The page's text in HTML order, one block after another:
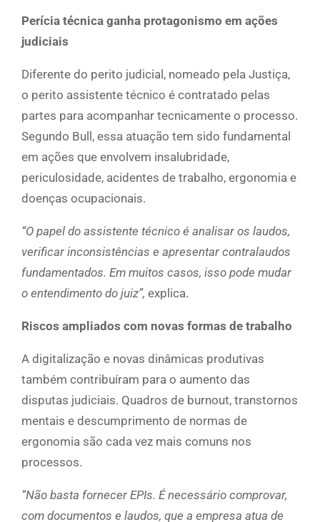
Perícia técnica ganha protagonismo em ações
judiciais
Diferente do perito judicial, nomeado pela Justiça,
o perito assistente técnico é contratado pelas
partes para acompanhar tecnicamente o processo.
Segundo Bull, essa atuação tem sido fundamental
em ações que envolvem insalubridade,
periculosidade, acidentes de trabalho, ergonomia e
doenças ocupacionais.
“O papel do assistente técnico é analisar os laudos,
verificar inconsistências e apresentar contralaudos
fundamentados. Em muitos casos, isso pode mudar
o entendimento do juiz”, explica.
Riscos ampliados com novas formas de trabalho
A digitalização e novas dinâmicas produtivas
também contribuíram para o aumento das
disputas judiciais. Quadros de burnout, transtornos
mentais e descumprimento de normas de
ergonomia são cada vez mais comuns nos
processos.
“Não basta fornecer EPIs. É necessário comprovar,
com documentos e laudos, que a empresa atua de